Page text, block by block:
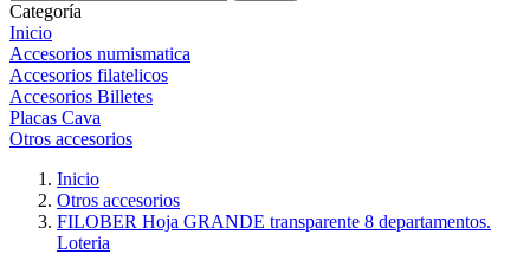
Categoría
Inicio
Accesorios numismatica
Accesorios filatelicos
Accesorios Billetes
Placas Cava
Otros accesorios
Inicio
Otros accesorios
FILOBER Hoja GRANDE transparente 8 departamentos.
Loteria